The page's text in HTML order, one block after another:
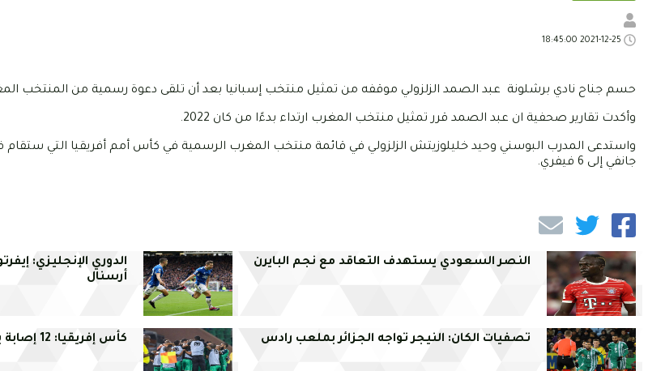
حسم جناح نادي برشلونة عبد الصمد الزلزولي موقفه من تمثيل منتخب إسبانيا بعد أن تلقى دعوة رسمية من المنتخب
وأكدت تقارير صحفية ان عبد الصمد قرر تمثيل منتخب المغرب ارتداء بدءًا من كان 2022.
جانفي إلى 6 فيفري.
النصر السعودي يستهدف التعاقد مع نجم البايرن
الدوري الإنجليزي:
أرسنال
تصفيات الكان: النيجر تواجه الجزائر بملعب رادس كأس إفريقيا: 12 إصابة بكورونا في جزر القمر